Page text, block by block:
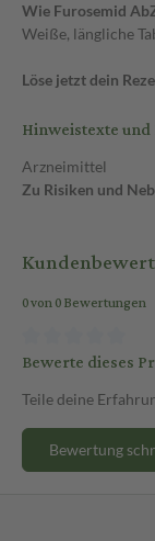
Wie Furosemid
Weiße, längliche
Löse jetzt dein
Hinweistexte
Arzneimittel
Zu Risiken und
0 von 0 Bewertungen
Bewerte dieses
Teile deine
Bewertung